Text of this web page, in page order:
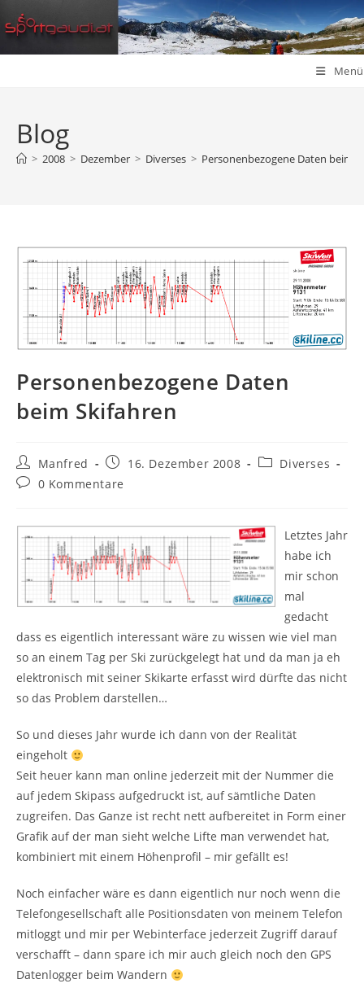
Zum
Inhalt
Menü
Blog
> 2008 > Dezember > Diverses > Personenbezogene Daten beim
Personenbezogene Daten
beim Skifahren
Beitrags-
Autor:
Manfred
Beitrag16. Dezember 2008
Beitrags-
Diverses
Beitrags-
0 Kommentare
Letztes Jahr
habe ich
mir schon
mal
gedacht
dass es eigentlich interessant wäre zu wissen wie viel man
so an einem Tag per Ski zurückgelegt hat und da man ja eh
elektronisch mit seiner Skikarte erfasst wird dürfte das nicht
so das Problem darstellen…
So und dieses Jahr wurde ich dann von der Realität
eingeholt
Seit heuer kann man online jederzeit mit der Nummer die
auf jedem Skipass aufgedruckt ist, auf sämtliche Daten
zugreifen. Das Ganze ist recht nett aufbereitet in Form einer
Grafik auf der man sieht welche Lifte man verwendet hat,
kombiniert mit einem Höhenprofil – mir gefällt es!
Noch einfacher wäre es dann eigentlich nur noch wenn die
Telefongesellschaft alle Positionsdaten von meinem Telefon
mitloggt und mir per Webinterface jederzeit Zugriff darauf
verschafft – dann spare ich mir auch gleich noch den GPS
Datenlogger beim Wandern